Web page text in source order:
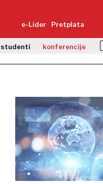
e-Lider Pretplata
studenti konferencije